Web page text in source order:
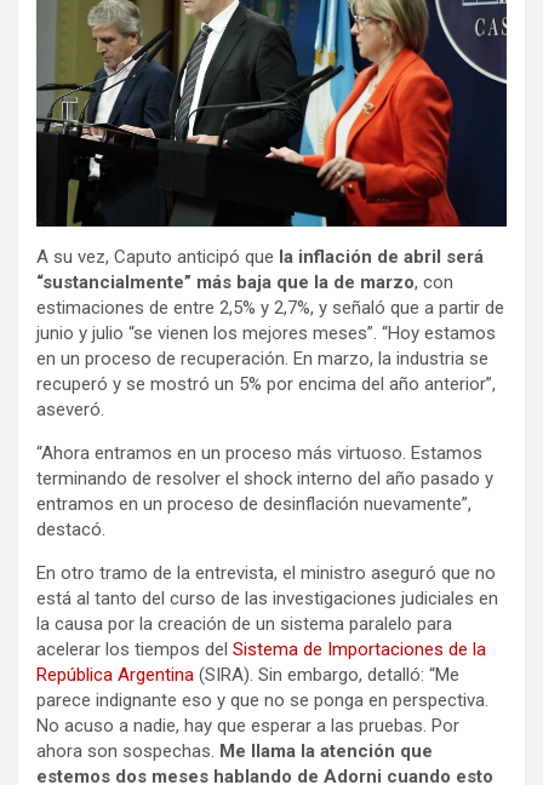
A su vez, Caputo anticipó que la inflación de abril será
“sustancialmente” más baja que la de marzo, con
estimaciones de entre 2,5% y 2,7%, y señaló que a partir de
junio y julio “se vienen los mejores meses”. “Hoy estamos
en un proceso de recuperación. En marzo, la industria se
recuperó y se mostró un 5% por encima del año anterior”,
aseveró.
“Ahora entramos en un proceso más virtuoso. Estamos
terminando de resolver el shock interno del año pasado y
entramos en un proceso de desinflación nuevamente”,
destacó.
En otro tramo de la entrevista, el ministro aseguró que no
está al tanto del curso de las investigaciones judiciales en
la causa por la creación de un sistema paralelo para
acelerar los tiempos del Sistema de Importaciones de la
República Argentina (SIRA). Sin embargo, detalló: “Me
parece indignante eso y que no se ponga en perspectiva.
No acuso a nadie, hay que esperar a las pruebas. Por
ahora son sospechas. Me llama la atención que
estemos dos meses hablando de Adorni cuando esto